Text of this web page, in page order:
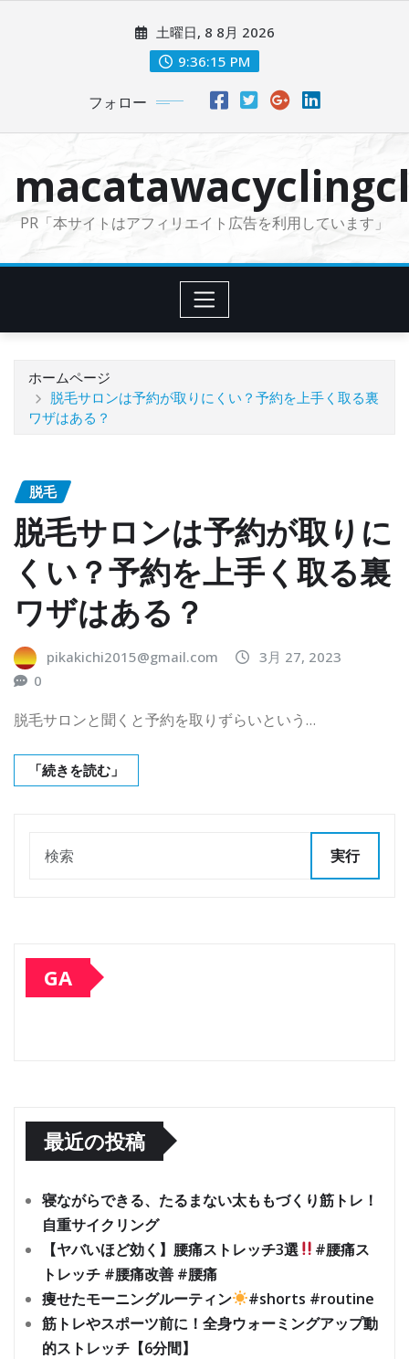
に
土曜日, 8 8月 2026
9:36:16 PM
フォロー
PR「本サイトはアフィリエイト広告を利用しています」
ホームページ
脱毛サロンは予約が取りにくい？予約を上手く取る裏
ワザはある？
脱毛
脱毛サロンは予約が取りに
くい？予約を上手く取る裏
ワザはある？
pikakichi2015@gmail.com
3月 27, 2023
0
脱毛サロンと聞くと予約を取りずらいという…
「続きを読む」
実行
GA
最近の投稿
寝ながらできる、たるまない太ももづくり筋トレ！
自重サイクリング
【ヤバいほど効く】腰痛ストレッチ3選
#腰痛ス
トレッチ #腰痛改善 #腰痛
痩せたモーニングルーティン
#shorts #routine
筋トレやスポーツ前に！全身ウォーミングアップ動
的ストレッチ【6分間】